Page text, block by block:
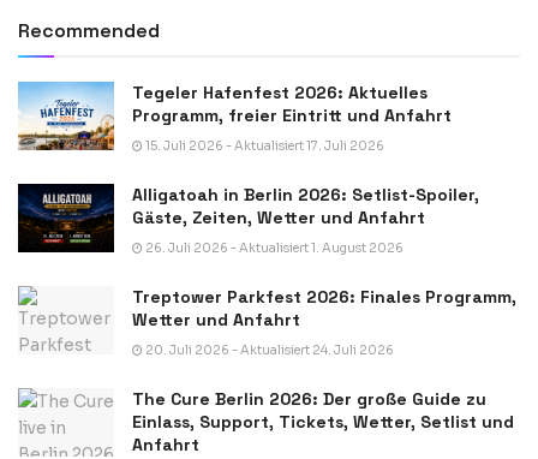
Recommended
Tegeler Hafenfest 2026: Aktuelles
Programm, freier Eintritt und Anfahrt
15. Juli 2026 - Aktualisiert 17. Juli 2026
Alligatoah in Berlin 2026: Setlist-Spoiler,
Gäste, Zeiten, Wetter und Anfahrt
26. Juli 2026 - Aktualisiert 1. August 2026
Treptower Parkfest 2026: Finales Programm,
Wetter und Anfahrt
20. Juli 2026 - Aktualisiert 24. Juli 2026
The Cure Berlin 2026: Der große Guide zu
Einlass, Support, Tickets, Wetter, Setlist und
Anfahrt